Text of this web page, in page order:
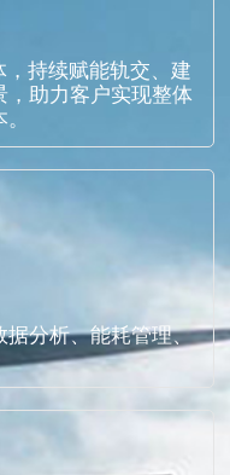
持续赋能轨交、建
助力客户实现整体
据分析、能耗管理、